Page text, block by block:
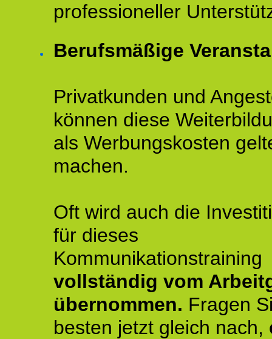
professioneller
Berufsmäßige
Privatkunden und
können diese
als Werbungskosten
machen.
Oft wird auch die
für dieses
Kommunikationstraining
vollständig vom
übernommen. Fragen
besten jetzt gleich nach,